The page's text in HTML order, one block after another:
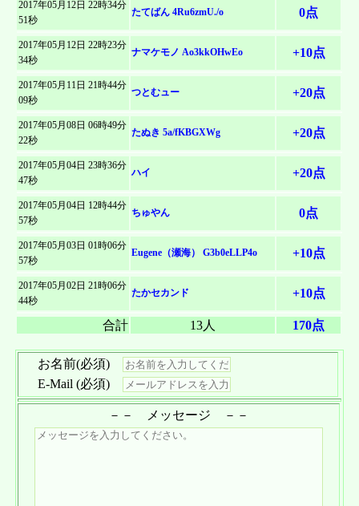
うことのできる題材なのだなあと、改めて認識させられました。
途中、「面白い偶然だな。～」と皇子が言い出した時点で、かぐ
や姫の世界が急転換し、いい意味で悪ノリが加速していくのが面白
かったです。というか、「アシハヤノカミ」って…（笑） 本当の
神様の名前みたいで、本作で一番笑いました。
文章は軽快で読みやすかったです。「余りにチョロい条件」とか
「無理ゲー」といった言葉で、お話の方向性とノリがわかりまし
た。地の文と台詞の割合も適切で、現代風のギャグ小説としてお手
本のような文章だったと思います。全体の構成もきれいにまとまっ
ていました。
気になった点を挙げるとすれば、ネタのパンチ力としては物足り
なさを感じたことです。ストーリーにしろネタそのものにしろ、も
うひと押し「おっ」と目を引くものが欲しいかなと思いました。勝
手にパッと思いついたところでは、かぐや姫のキャラを濃くする、
皇子と下人のやりとりをエピソード化する、更にギャグを散りばめ
るなど…いいものが思いつかなくてすみませんが…。強烈な個性と
いうかオリジナリティがあれば、読んだあともっと満足できるかな
と思いました。ソツがないのは素晴らしいことですが、たとえ上手
くなくても読んだあとも心に残るものがあれば、読んでよかったと
思える小説になるのではないでしょうか。
勝手なことばかりですみません。読ませていただいてありがとう
E-Mail pass
ぐや姫が浴びせる、
＞「帰れ☆」
このセリフが笑えました。
拙作『ファルーシャの母』に頂いたご感想について。
＞結局このレイプって何だったのかな、と。
序盤のレイプ未遂のことでしょうか？（ラストでファルーシャの卵
を孕まされるのも、一種のレイプとも言えますから）
序盤のレイピストはファルーシャの姿を読者にちょい見せしておく
ためのモブでしたが、少し安易だったかもしれません。
＞例えば子供の絵日記を読むと「朝起きました。歯を磨きました。
遊園地に行きました」とエピソードが並ぶだけで、中心がなかった
りしますが。ちょうど、そんな感じ。
＞一人称というのは、主人公の主観を通して情感ある風景が描かれ
作品では、風景が重要な要素となるはず。ところが本作の文章は、
物のリストに終始しています。
一人称であれば、感情の起伏をもっと盛り込まなければいけなかっ
たかもしれませんね。気をつけます。
名のおっさん（いやもう爺さんか）三人組フォークグループのフォ
トが出てきてげんなりしました｡砂浜さんのせいです｡
さて、民話なのに「チョロい」とか「安全ベルト」とかちょくちょ
く現代っぽいディテールが出てきてなかなかに雰囲気良く作ってあ
るなあと感心しました｡特に、子安貝を奪ったのに投げて返したシ
ーンが好きです｡これで御作が明確なギャグ作品であり、そういう
世界観なんだと明示できていて、電車の中なのにくすっと笑っちゃ
いました｡砂浜さんのせいです｡
一方で、そんなギャグ世界だからこそ、「早さに耐えきれずに壊れ
た」というところをもっと膨らませて、超高速粒子となって時間を
越えたとか、外宇宙にまで進出したとか、馬鹿SF要素を入れてくれ
たらわたしみたいなSF好きなおっさんがもっと釣れたように思いま
すし、あるいはシンプルに燕とせず、つば九郎あたりにしていたら
野球ファンなんかも釣れたんじゃないかなあと感じました｡
御作をよくまとまっていると評するか、予定調和とするか、結局の
ところギャグとしての色気というかムラっ気にやや乏しかったのが
惜しまれるところでしょうか｡
――――
評点は20点｡全体的によくまとまっているが、突出したものがない
といった評になります｡砂浜さんの武器をもっと明確にしたデッド
スピードのチキンレースが見たかったです｡
そういえば、デッドつながりでGANMA！で無料連載されている西
森生さんの漫画『デッド・オア・ストライク』を思い出して再読し
てしまいました｡感想を書くのが遅れた一因でもあります｡要は、砂
そのお手本となるような破綻のない短編、楽しく拝読させていただ
きました。
突拍子もないことが書かれているはずなのに、妙に納得できてしま
う。
構成がお見事だと思います。
皇子のウザったらしいキャラにも好感がもてました。
スピード感がそのまま笑いを誘っている御作、読ませていただきあ
りがとうございました。
こんにちは。冗です。拝読いたしました。
好きなノリです。軽くて、ちょっと熱くて、楽しかった。引っ掛
かりがなくすらすら読めたことも好印象です。うちの中学生の息子
にも好評でした。
ただあまりにさっくり終わりすぎて、どうにも読後感が薄いで
す。好みで言えば、もうちょっと熱いバトルとか友情とか読みたか
ったです。スピードバトル読みたい。読みたいよう。
あと、一度は子安貝を手にしているのに、あっさり返しちゃうん
ですよね。いいけど。そういうやつなんでしょうけど、この皇子。
おつかれさまでした。
今後も頑張ってください。
2017年05月12日 22時34分
51秒
たてばん 4Ru6zmU./o 0点
・こんばんは、たてばんと申します。
拝読させていただいたので、感想を落とします。
・ひとまず、ウンコで笑った私の知能指数は小学生並みだというこ
とがわかりました。
・かぐや姫がベースなので、これと言った感想も出ないというのが
正直なところです。
死ぬはずの人間が死なないオリジナルストーリーは評価します
が、それだけです。
・読み違いや勘違いがあったらすみません。
では、失礼します。
pass
2017年05月12日 22時23分
34秒
ナマケモノ Ao3kkOHwEo +10点
こんばんわナマケモノと申します。本作を読ませて頂いたので、
感想を書かせて頂きます。
くすりと笑えるかぐや姫のパロディでした。
燕の子安貝はファンタジーでもおなじみのアイテムですね。それ
にしても、皇子の斜め右上な成長が何ともいえずいい味だしてま
す。面白いSSをありがとうございました。
E-Mail pass
2017年05月11日 21時44分
09秒
つとむュー +20点
GW企画の執筆、お疲れ様でした。
御作を拝読いたしましたので、感想を記したいと思います。
＞ツバメの子安貝とは、ツバメの雛が孵った跡の玉子の殻のことで
ある。
ま、まさか、不思議な卵でツバメの子安貝が出てくるとは！
自分は、去年のGW企画にかぐや姫ネタで参加していたので、ビッ
クリです。
このアイディアはなかなか良かったと思います。
＞落下事故は防がれた。安全第一である。
そうですね〜、安全第一ですね〜！
原作ではこの皇子は、落下事故が原因で死んでしまうんですよね。
（去年、かぐや姫ネタをやったことで、そのことを偶然知っており
ました）
この部分、原作を知らなくても笑えるようになればいいですね。
なにか上手い手はないですかね。
2017年05月08日 06時49分
22秒
たぬき 5a/fKBGXWg +20点
おはようございます。たぬきです。
面白かった。「帰れ☆」が何気にツボってしまいました。
かぐや姫のオマージュなので特にこう、感想が思いつきません。
安全ベルトとか落下防止ネットとか、ギャグを匂わせる単語選びも
それらしかったです。(ツバメとのやり取りはちょっとくさかった)
pass
2017年05月04日 23時36分
47秒
ハイ +20点
こんにちは、『子安貝デッドスピード』拝見しました。
面白い！
いやー、好きですね。
こういう馬鹿馬鹿しい話。かなりツボりました！
カグヤ様の｢帰れ☆｣も良いですが、ドヤ顔皇子の台詞も好きですｗ
ツバメも良いキャラで楽しめました。
何気に作品全体の作りはしっかりしてるし、テンポ良いし、ギャグ
の間の取り方やお約束も絶妙でしたし、さりげなく調べものもしっ
かりしているらしいあたり好印象な作品でした。
もし欠点を一個あげるなら、あっという間に終わってしまう点でし
2017年05月04日 12時44分
57秒
ちゅやん 0点
コメントさせていただきます。
最初は昔話風に進んで行くのかなと思ったのですがまさか、転落防
止ネットが出てくるとは…所々クスッてなりながらすんなり読むこ
とが出来ました。
ただ、内容としてはタイトルにあるようにスピードを持ったバトル
描写をもっと描いて欲しかったなと思いました。
ありがとうございました。
E-Mail pass
2017年05月03日 01時06分
57秒
Eugene（瀬海） G3b0eLLP4o +10点
こんばんは、瀬海と申します。
拝読いたしましたので、思ったことを幾つか。
まず思ったのは「子安貝とは何ぞや」と。
たくらいですからそれなりに市民権（？）を得た言葉なのでしょう
が、恥ずかしながら御作を読ませていただくまで存じ上げませんで
した。
なるほど、卵の殻なのですね。それならどうして「子安貝」なの
か。性分的に気になってしまう部分でしたのでサラッとでも語源に
触れていただきたかったところですが、単純に自分が無知なだけの
2017年05月02日 21時06分
44秒
たかセカンド +10点
残させていただきます。
かぐや姫をベースにしたコメディでした。
昔話なのに、転落防止ネットや落下防止ベルトがあったりとコメデ
ィならではの強引さが良かったです。
文章も読みやすく、期待を持って読み進めることができました。
合計 13人 170点
お名前(必須)
E-Mail (必須)
－－ メッセージ －－